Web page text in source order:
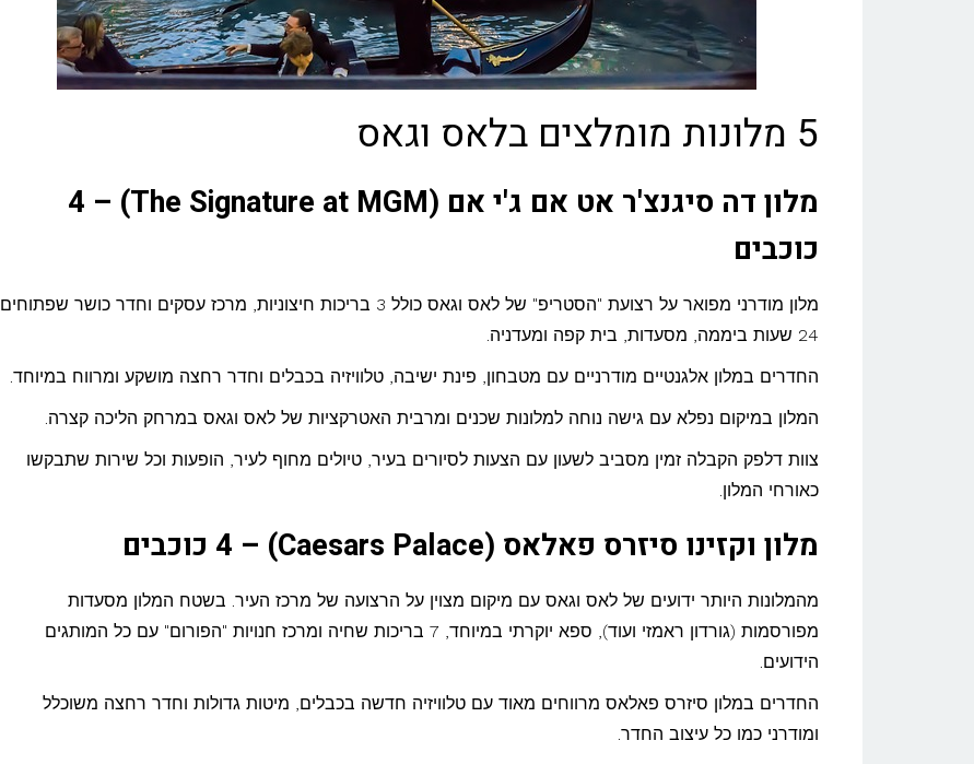
5 מלונות מומלצים בלאס וגאס
מלון דה סיגנצ'ר אט אם ג'י אם (The Signature at MGM) – 4
כוכבים
מלון מודרני מפואר על רצועת "הסטריפ" של לאס וגאס כולל 3 בריכות חיצוניות, מרכז עסקים וחדר כושר שפתוחים
24 שעות ביממה, מסעדות, בית קפה ומעדניה.
החדרים במלון אלגנטיים מודרניים עם מטבחון, פינת ישיבה, טלוויזיה בכבלים וחדר רחצה מושקע ומרווח במיוחד.
המלון במיקום נפלא עם גישה נוחה למלונות שכנים ומרבית האטרקציות של לאס וגאס במרחק הליכה קצרה.
צוות דלפק הקבלה זמין מסביב לשעון עם הצעות לסיורים בעיר, טיולים מחוף לעיר, הופעות וכל שירות שתבקשו
כאורחי המלון.
מלון וקזינו סיזרס פאלאס (Caesars Palace) – 4 כוכבים
מהמלונות היותר ידועים של לאס וגאס עם מיקום מצוין על הרצועה של מרכז העיר. בשטח המלון מסעדות
מפורסמות (גורדון ראמזי ועוד), ספא יוקרתי במיוחד, 7 בריכות שחיה ומרכז חנויות "הפורום" עם כל המותגים
הידועים.
החדרים במלון סיזרס פאלאס מרווחים מאוד עם טלוויזיה חדשה בכבלים, מיטות גדולות וחדר רחצה משוכלל
ומודרני כמו כל עיצוב החדר.